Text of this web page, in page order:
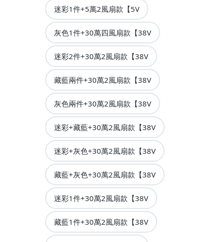
迷彩1件+5萬2風扇款【5V
灰色1件+30萬四風扇款【38V
迷彩2件+30萬2風扇款【38V
藏藍兩件+30萬2風扇款【38V
灰色兩件+30萬2風扇款【38V
迷彩+藏藍+30萬2風扇款【38V
迷彩+灰色+30萬2風扇款【38V
藏藍+灰色+30萬2風扇款【38V
迷彩1件+30萬2風扇款【38V
藏藍1件+30萬2風扇款【38V